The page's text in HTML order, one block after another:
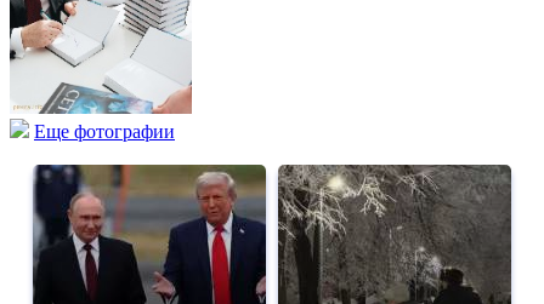
Еще фотографии